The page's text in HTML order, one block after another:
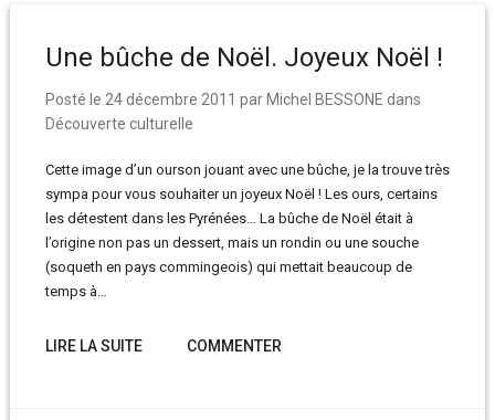
Une bûche de Noël. Joyeux Noël !
Posté le 24 décembre 2011 par Michel BESSONE dans
Découverte culturelle
Cette image d’un ourson jouant avec une bûche, je la trouve très
sympa pour vous souhaiter un joyeux Noël ! Les ours, certains
les détestent dans les Pyrénées… La bûche de Noël était à
l’origine non pas un dessert, mais un rondin ou une souche
(soqueth en pays commingeois) qui mettait beaucoup de
temps à…
LIRE LA SUITE COMMENTER